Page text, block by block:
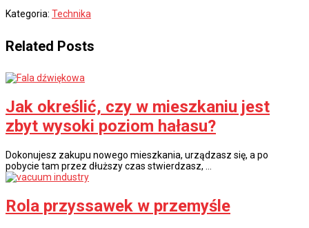
Kategoria: Technika
Related Posts
Jak określić, czy w mieszkaniu jest
zbyt wysoki poziom hałasu?
Dokonujesz zakupu nowego mieszkania, urządzasz się, a po
pobycie tam przez dłuższy czas stwierdzasz, …
Rola przyssawek w przemyśle